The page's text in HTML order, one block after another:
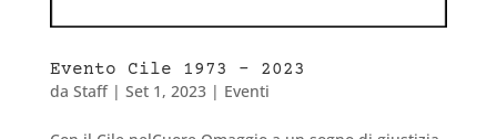
Evento Cile 1973 – 2023
da Staff| Set 1, 2023| Eventi